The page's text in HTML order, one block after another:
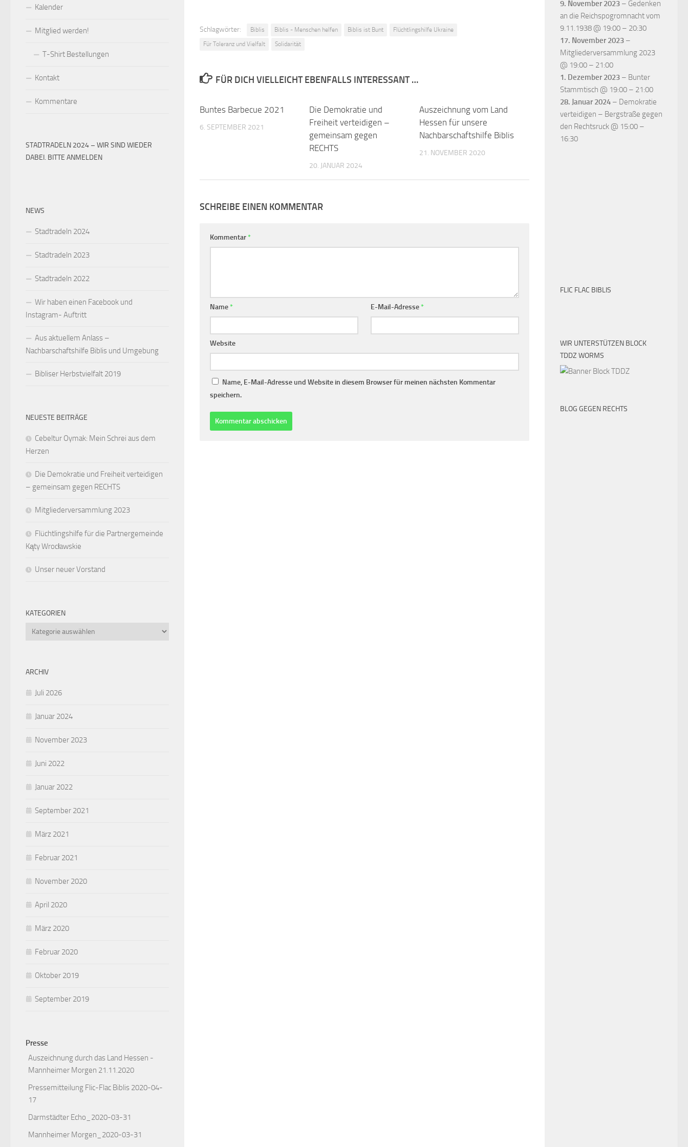
Schlagwörter: Biblis Biblis - Menschen helfen Biblis ist Bunt
Flüchtlingshilfe Ukraine
Für Toleranz und Vielfalt
Solidarität
FÜR DICH VIELLEICHT EBENFALLS INTERESSANT …
Buntes Barbecue 2021
6. SEPTEMBER 2021
Die Demokratie und
Freiheit verteidigen –
gemeinsam gegen
RECHTS
20. JANUAR 2024
Auszeichnung vom Land
Hessen für unsere
Nachbarschaftshilfe Biblis
21. NOVEMBER 2020
SCHREIBE EINEN KOMMENTAR
Kommentar *
Name * E-Mail-Adresse *
Website
Name, E-Mail-Adresse und Website in diesem Browser für meinen nächsten Kommentar
speichern.
Kalender
Mitglied werden!
T-Shirt Bestellungen
Kontakt
Kommentare
STADTRADELN 2024 – WIR SIND WIEDER
DABEI. BITTE ANMELDEN
NEWS
Stadtradeln 2024
Stadtradeln 2023
Stadtradeln 2022
Wir haben einen Facebook und
Instagram- Auftritt
Aus aktuellem Anlass –
Nachbarschaftshilfe Biblis und Umgebung
Bibliser Herbstvielfalt 2019
NEUESTE BEITRÄGE
Cebeltur Oymak: Mein Schrei aus dem
Herzen
Die Demokratie und Freiheit verteidigen
– gemeinsam gegen RECHTS
Mitgliederversammlung 2023
Flüchtlingshilfe für die Partnergemeinde
Kąty Wrocławskie
Unser neuer Vorstand
KATEGORIEN
Kategorien
ARCHIV
Juli 2026
Januar 2024
November 2023
Juni 2022
Januar 2022
September 2021
März 2021
Februar 2021
November 2020
April 2020
März 2020
Februar 2020
Oktober 2019
September 2019
Presse
Auszeichnung durch das Land Hessen -
Mannheimer Morgen 21.11.2020
Pressemitteilung Flic-Flac Biblis 2020-04-
17
Darmstädter Echo_2020-03-31
Mannheimer Morgen_2020-03-31
9. November 2023 – Gedenken
an die Reichspogromnacht vom
9.11.1938 @ 19:00 – 20:30
17. November 2023 –
Mitgliederversammlung 2023
@ 19:00 – 21:00
1. Dezember 2023 – Bunter
Stammtisch @ 19:00 – 21:00
28. Januar 2024 – Demokratie
verteidigen – Bergstraße gegen
den Rechtsruck @ 15:00 –
16:30
FLIC FLAC BIBLIS
WIR UNTERSTÜTZEN BLOCK
TDDZ WORMS
BLOG GEGEN RECHTS